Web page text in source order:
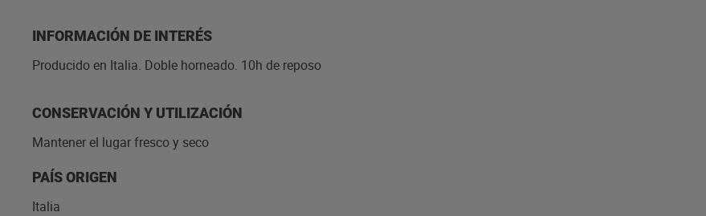
INFORMACIÓN DE INTERÉS
Producido en Italia. Doble horneado. 10h de reposo
CONSERVACIÓN Y UTILIZACIÓN
Mantener el lugar fresco y seco
PAÍS ORIGEN
Italia